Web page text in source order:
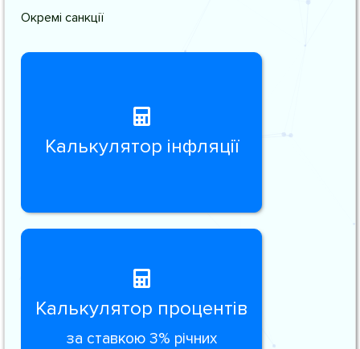
Окремі санкції
Калькулятор інфляції
Калькулятор процентів
за ставкою 3% річних